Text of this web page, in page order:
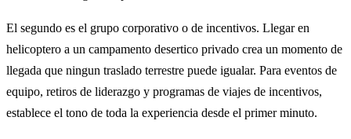
El segundo es el grupo corporativo o de incentivos. Llegar en
helicoptero a un campamento desertico privado crea un momento de
llegada que ningun traslado terrestre puede igualar. Para eventos de
equipo, retiros de liderazgo y programas de viajes de incentivos,
establece el tono de toda la experiencia desde el primer minuto.